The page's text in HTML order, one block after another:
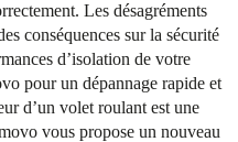
Les désagréments
conséquences sur la sécurité
d’isolation de votre
pour un dépannage rapide et
d’un volet roulant est une
vous propose un nouveau